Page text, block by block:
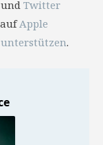
und Twitter
Apple
unterstützen.